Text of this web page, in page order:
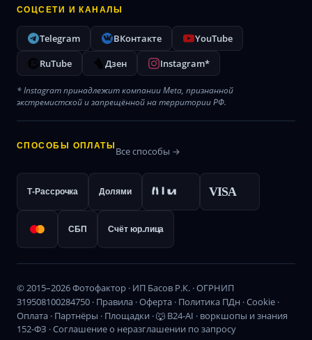
СОЦСЕТИ И КАНАЛЫ
Telegram ВКонтакте
YouTube
RuTube
Дзен Instagram*
* Instagram принадлежит компании Meta, признанной
экстремистской и запрещённой на территории РФ.
СПОСОБЫ ОПЛАТЫ Все способы →
Т-Рассрочка Долями VISA
СБП Счёт юр.лица
© 2015–2026 Фотофактор · ИП Басов Р.К. · ОГРНИП
319508100284750 · Правила ·Оферта · Политика ПДн ·Cookie ·
Оплата · Партнёры · Площадки ·🐺 B24-AI · воркшопы и знания
152-ФЗ · Соглашение о неразглашении по запросу